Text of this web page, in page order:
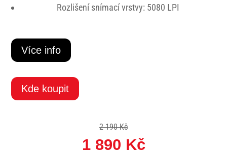
Rozlišení snímací vrstvy: 5080 LPI
Více info
Kde koupit
2 190 Kč
1 890 Kč